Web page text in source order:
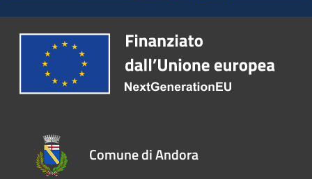
Comune di Andora